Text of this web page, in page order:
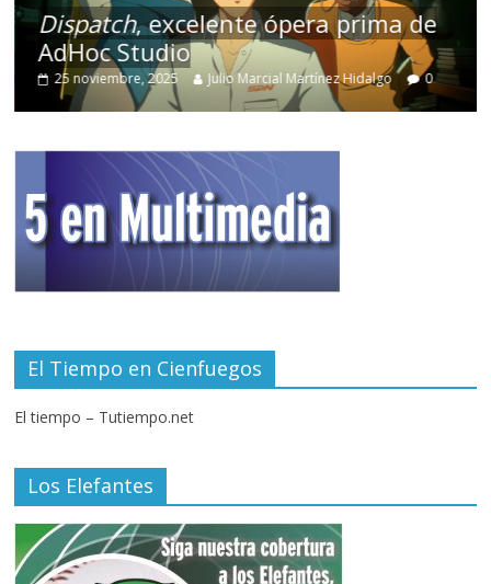
Dispatch, excelente ópera prima de
AdHoc Studio
25 noviembre, 2025 Julio Marcial Martínez Hidalgo 0
El Tiempo en Cienfuegos
El tiempo – Tutiempo.net
Los Elefantes